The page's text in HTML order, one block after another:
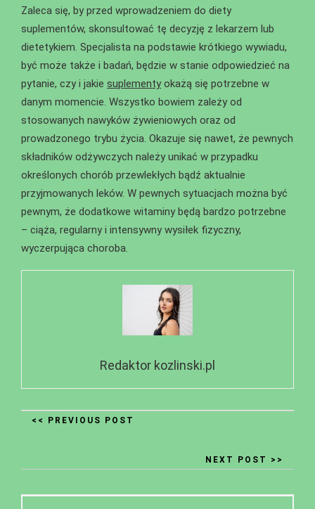
Zaleca się, by przed wprowadzeniem do diety
suplementów, skonsultować tę decyzję z lekarzem lub
dietetykiem. Specjalista na podstawie krótkiego wywiadu,
być może także i badań, będzie w stanie odpowiedzieć na
pytanie, czy i jakie suplementy okażą się potrzebne w
danym momencie. Wszystko bowiem zależy od
stosowanych nawyków żywieniowych oraz od
prowadzonego trybu życia. Okazuje się nawet, że pewnych
składników odżywczych należy unikać w przypadku
określonych chorób przewlekłych bądź aktualnie
przyjmowanych leków. W pewnych sytuacjach można być
pewnym, że dodatkowe witaminy będą bardzo potrzebne
– ciąża, regularny i intensywny wysiłek fizyczny,
wyczerpująca choroba.
Redaktor kozlinski.pl
<< PREVIOUS POST
NEXT POST >>